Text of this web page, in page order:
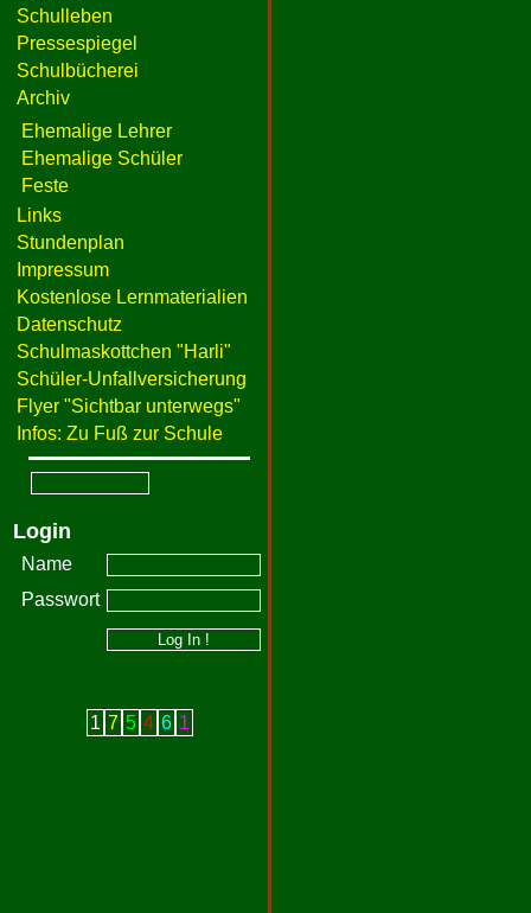
Schulleben
Pressespiegel
Schulbücherei
Archiv
Ehemalige Lehrer
Ehemalige Schüler
Feste
Links
Stundenplan
Impressum
Kostenlose Lernmaterialien
Datenschutz
Schulmaskottchen "Harli"
Schüler-Unfallversicherung
Flyer "Sichtbar unterwegs"
Infos: Zu Fuß zur Schule
Login
Name
Passwort
1 7 5 4 6 1